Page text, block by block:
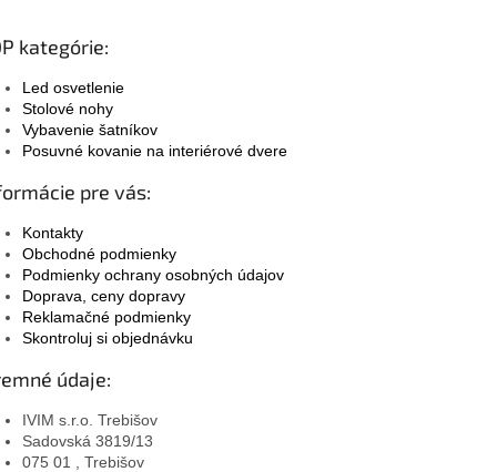
kategórie:
Led osvetlenie
Stolové nohy
Vybavenie šatníkov
Posuvné kovanie na interiérové dvere
pre vás:
Kontakty
Obchodné podmienky
Podmienky ochrany osobných údajov
Doprava, ceny dopravy
Reklamačné podmienky
Skontroluj si objednávku
údaje:
IVIM s.r.o. Trebišov
Sadovská 3819/13
075 01 , Trebišov